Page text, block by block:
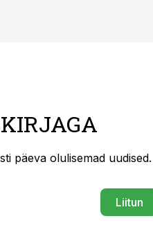
päeva olulisemad uudised.
Liitun